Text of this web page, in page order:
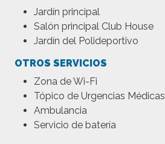
Jardín principal
Salón principal Club House
Jardín del Polideportivo
OTROS SERVICIOS
Zona de Wi-Fi
Tópico de Urgencias Médicas
Ambulancia
Servicio de batería